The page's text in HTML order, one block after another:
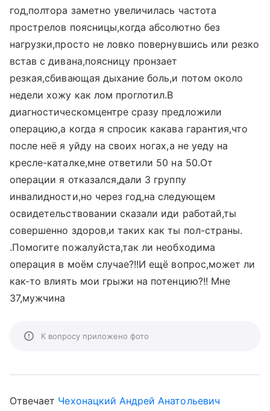
год,полтора заметно увеличилась частота
прострелов поясницы,когда абсолютно без
нагрузки,просто не ловко повернувшись или резко
встав с дивана,поясницу пронзает
резкая,сбивающая дыхание боль,и потом около
недели хожу как лом проглотил.В
диагностическомцентре сразу предложили
операцию,а когда я спросик какава гарантия,что
после неё я уйду на своих ногах,а не уеду на
кресле-каталке,мне ответили 50 на 50.От
операции я отказался,дали 3 группу
инвалидности,но через год,на следующем
освидетельствовании сказали иди работай,ты
совершенно здоров,и таких как ты пол-страны.
.Помогите пожалуйста,так ли необходима
операция в моём случае?!!И ещё вопрос,может ли
как-то влиять мои грыжи на потенцию?!! Мне
37,мужчина
К вопросу приложено фото
Отвечает Чехонацкий Андрей Анатольевич